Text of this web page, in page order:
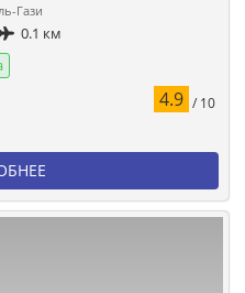
Гази
0.1 км
4.9 / 10